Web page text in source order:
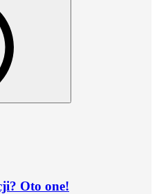
Oto one!